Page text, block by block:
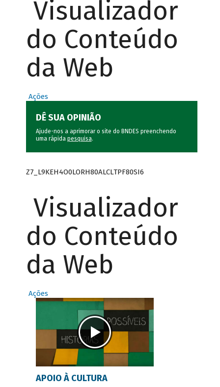
Visualizador
do Conteúdo
da Web
Ações
DÊ SUA OPINIÃO
Ajude-nos a aprimorar o site do BNDES preenchendo
uma rápida pesquisa.
Z7_L9KEH4O0LORH80ALCLTPF80SI6
Visualizador
do Conteúdo
da Web
Ações
APOIO À CULTURA